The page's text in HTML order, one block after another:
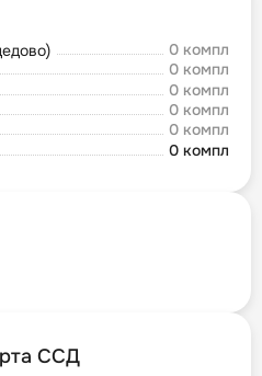
0 компл
0 компл
0 компл
0 компл
0 компл
0 компл
ССД